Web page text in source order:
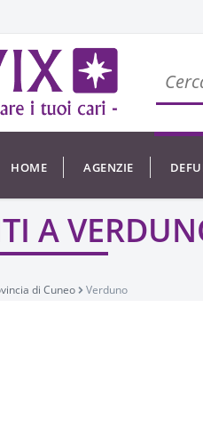
HOME AGENZIE
A
di Cuneo Verduno